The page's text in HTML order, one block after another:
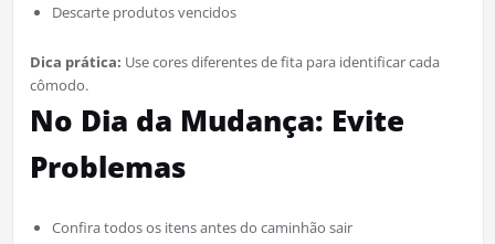
Descarte produtos vencidos
Dica prática: Use cores diferentes de fita para identificar cada
cômodo.
No Dia da Mudança: Evite
Problemas
Confira todos os itens antes do caminhão sair